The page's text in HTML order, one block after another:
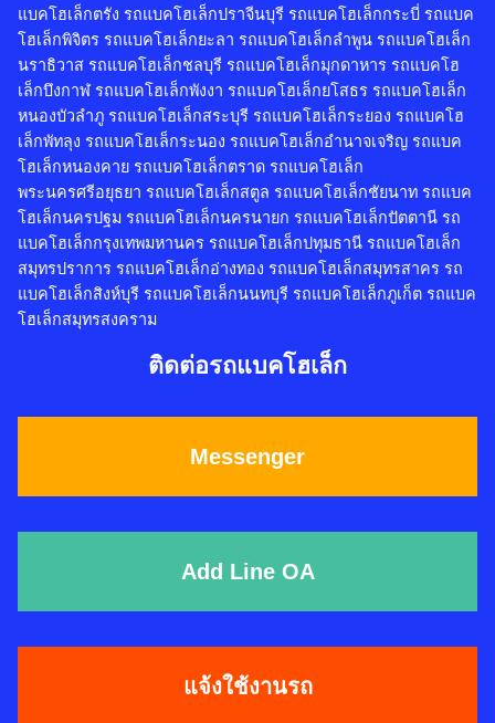
แบคโฮเล็กตรัง รถแบคโฮเล็กปราจีนบุรี รถแบคโฮเล็กกระบี่ รถแบค
โฮเล็กพิจิตร รถแบคโฮเล็กยะลา รถแบคโฮเล็กลำพูน รถแบคโฮเล็ก
นราธิวาส รถแบคโฮเล็กชลบุรี รถแบคโฮเล็กมุกดาหาร รถแบคโฮ
เล็กบึงกาฬ รถแบคโฮเล็กพังงา รถแบคโฮเล็กยโสธร รถแบคโฮเล็ก
หนองบัวลำภู รถแบคโฮเล็กสระบุรี รถแบคโฮเล็กระยอง รถแบคโฮ
เล็กพัทลุง รถแบคโฮเล็กระนอง รถแบคโฮเล็กอำนาจเจริญ รถแบค
โฮเล็กหนองคาย รถแบคโฮเล็กตราด รถแบคโฮเล็ก
พระนครศรีอยุธยา รถแบคโฮเล็กสตูล รถแบคโฮเล็กชัยนาท รถแบค
โฮเล็กนครปฐม รถแบคโฮเล็กนครนายก รถแบคโฮเล็กปัตตานี รถ
แบคโฮเล็กกรุงเทพมหานคร รถแบคโฮเล็กปทุมธานี รถแบคโฮเล็ก
สมุทรปราการ รถแบคโฮเล็กอ่างทอง รถแบคโฮเล็กสมุทรสาคร รถ
แบคโฮเล็กสิงห์บุรี รถแบคโฮเล็กนนทบุรี รถแบคโฮเล็กภูเก็ต รถแบค
โฮเล็กสมุทรสงคราม
ติดต่อรถแบคโฮเล็ก
Messenger
Add Line OA
แจ้งใช้งานรถ